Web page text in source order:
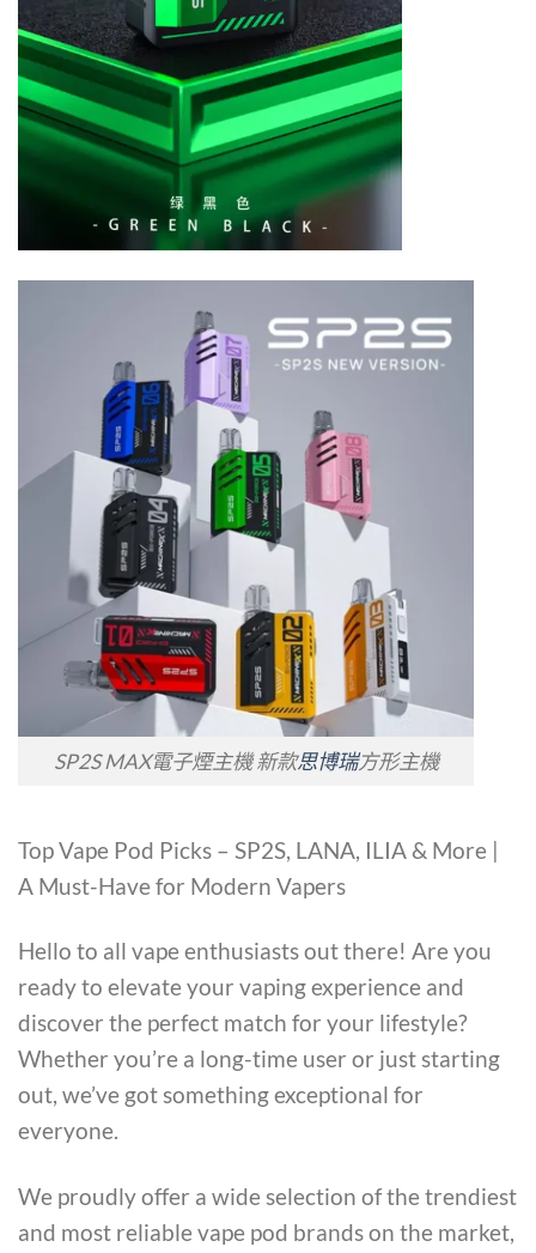
SP2S MAX電子煙主機 新款思博瑞方形主機
Top Vape Pod Picks – SP2S, LANA, ILIA & More |
A Must-Have for Modern Vapers
Hello to all vape enthusiasts out there! Are you
ready to elevate your vaping experience and
discover the perfect match for your lifestyle?
Whether you’re a long-time user or just starting
out, we’ve got something exceptional for
everyone.
We proudly offer a wide selection of the trendiest
and most reliable vape pod brands on the market,